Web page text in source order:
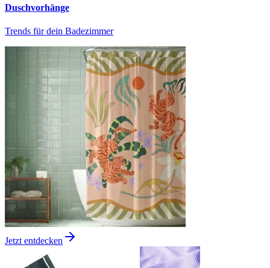
Duschvorhänge
Trends für dein Badezimmer
Jetzt entdecken